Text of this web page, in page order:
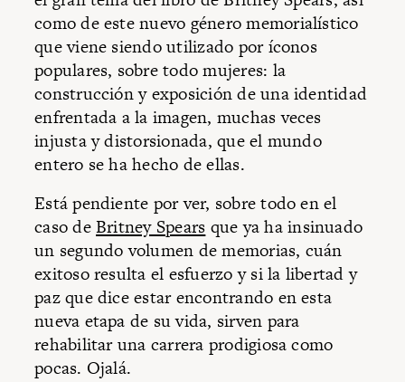
como de este nuevo género memorialístico
que viene siendo utilizado por íconos
populares, sobre todo mujeres: la
construcción y exposición de una identidad
enfrentada a la imagen, muchas veces
injusta y distorsionada, que el mundo
entero se ha hecho de ellas.
Está pendiente por ver, sobre todo en el
caso deBritney Spears que ya ha insinuado
un segundo volumen de memorias, cuán
exitoso resulta el esfuerzo y si la libertad y
paz que dice estar encontrando en esta
nueva etapa de su vida, sirven para
rehabilitar una carrera prodigiosa como
pocas. Ojalá.